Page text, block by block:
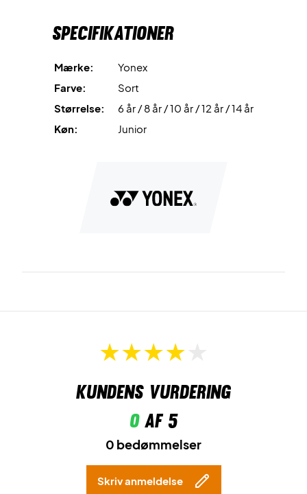
Træn og spil med komfort – køb din Yonex junior T-shirt i
Farve: Sort og pink.
Specifikationer
Mærke:
Yonex
Farve:
Sort
Størrelse:
6 år / 8 år / 10 år / 12 år / 14 år
Køn:
Junior
Kundens vurdering
0af 5
0 bedømmelser
Skriv anmeldelse